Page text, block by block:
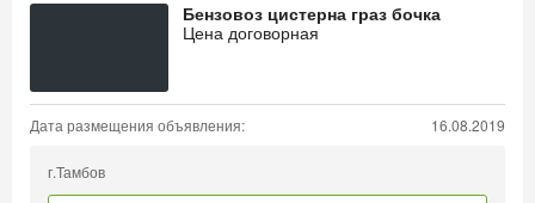
Бензовоз цистерна граз бочка
Цена договорная
Дата размещения объявления: 16.08.2019
г.Тамбов